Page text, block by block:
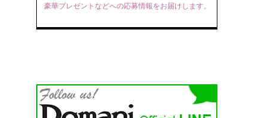
豪華プレゼントなどへの応募情報をお届けします。